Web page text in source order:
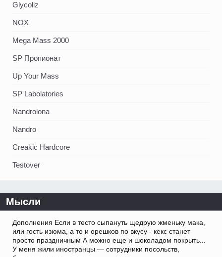
Glycoliz
NOX
Mega Mass 2000
SP Пропионат
Up Your Mass
SP Labolatories
Nandrolona
Nandro
Creakic Hardcore
Testover
Мысли
Дополнения Если в тесто сыпануть щедрую жменьку мака,
или гость изюма, а то и орешков по вкусу - кекс станет
просто праздничным А можно еще и шоколадом покрыть...
У меня жили иностранцы — сотрудники посольств,